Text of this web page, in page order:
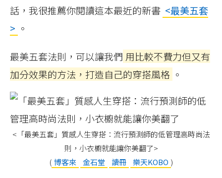
話，我很推薦你閱讀這本最近的新書 <最美五套
> 。
最美五套法則，可以讓我們 用比較不費力但又有
加分效果的方法，打造自己的穿搭風格 。
<「最美五套」質感人生穿搭：流行預測師的低管理高時尚法
則，小衣櫥就能讓你美翻了>
( 博客來 金石堂 讀冊 樂天KOBO )